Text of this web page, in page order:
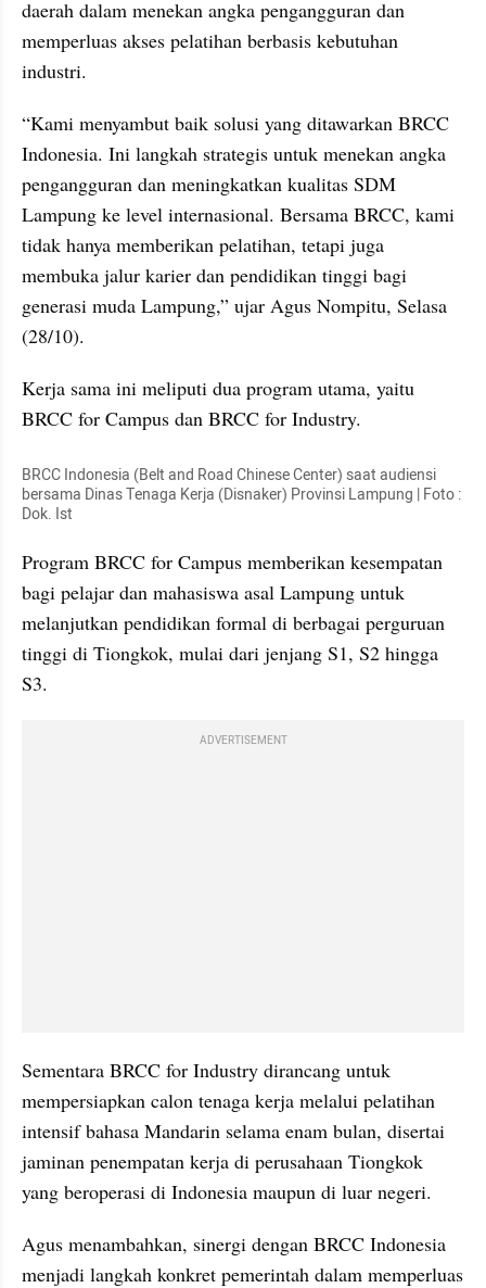
daerah dalam menekan angka pengangguran dan
memperluas akses pelatihan berbasis kebutuhan
industri.
“Kami menyambut baik solusi yang ditawarkan BRCC
Indonesia. Ini langkah strategis untuk menekan angka
pengangguran dan meningkatkan kualitas SDM
Lampung ke level internasional. Bersama BRCC, kami
tidak hanya memberikan pelatihan, tetapi juga
membuka jalur karier dan pendidikan tinggi bagi
generasi muda Lampung,” ujar Agus Nompitu, Selasa
(28/10).
Kerja sama ini meliputi dua program utama, yaitu
BRCC for Campus dan BRCC for Industry.
BRCC Indonesia (Belt and Road Chinese Center) saat audiensi
bersama Dinas Tenaga Kerja (Disnaker) Provinsi Lampung | Foto :
Dok. Ist
Program BRCC for Campus memberikan kesempatan
bagi pelajar dan mahasiswa asal Lampung untuk
melanjutkan pendidikan formal di berbagai perguruan
tinggi di Tiongkok, mulai dari jenjang S1, S2 hingga
S3.
ADVERTISEMENT
Sementara BRCC for Industry dirancang untuk
mempersiapkan calon tenaga kerja melalui pelatihan
intensif bahasa Mandarin selama enam bulan, disertai
jaminan penempatan kerja di perusahaan Tiongkok
yang beroperasi di Indonesia maupun di luar negeri.
Agus menambahkan, sinergi dengan BRCC Indonesia
menjadi langkah konkret pemerintah dalam memperluas